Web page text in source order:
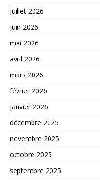
juillet 2026
juin 2026
mai 2026
avril 2026
mars 2026
février 2026
janvier 2026
décembre 2025
novembre 2025
octobre 2025
septembre 2025